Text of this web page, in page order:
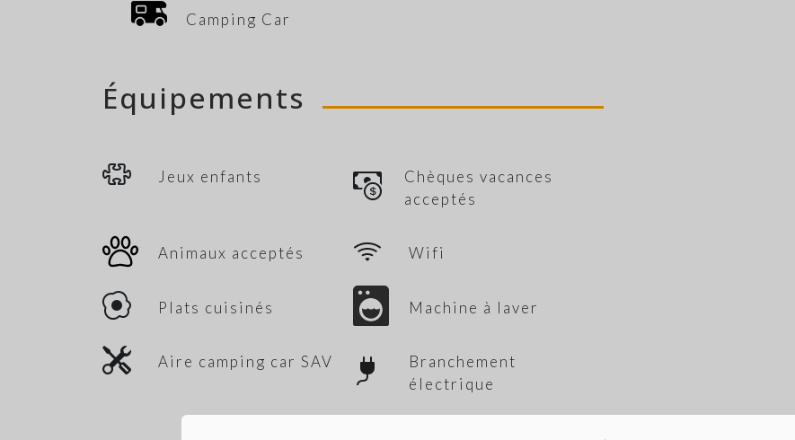
Camping Car
Équipements
Jeux enfants
Chèques vacances
acceptés
Animaux acceptés Wifi
Plats cuisinés Machine à laver
Aire camping car SAV
Branchement
électrique